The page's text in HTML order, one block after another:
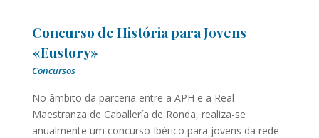
Concurso de História para Jovens
«Eustory»
Concursos
No âmbito da parceria entre a APH e a Real
Maestranza de Caballería de Ronda, realiza-se
anualmente um concurso Ibérico para jovens da rede